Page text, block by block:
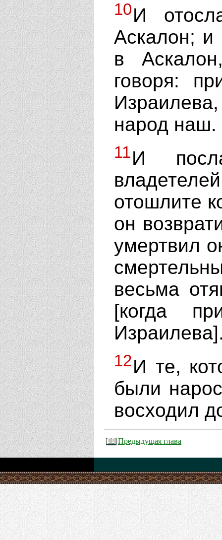
10И
Аскалон; и
в
говоря:
народ наш.
11И
отошлите
он
умертвил
весьма
[когда
12И те,
были
восходил
Предыдущая глава